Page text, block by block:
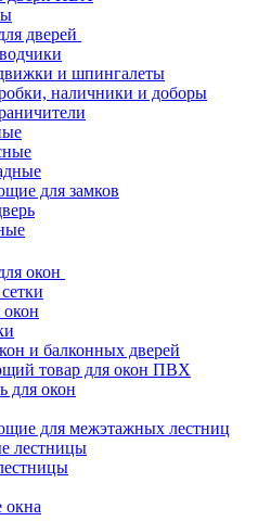
дверей
и шпингалеты
наличники и доборы
для замков
окон
и балконных дверей
товар для окон ПВХ
для окон
для межэтажных лестниц
лестницы
окна